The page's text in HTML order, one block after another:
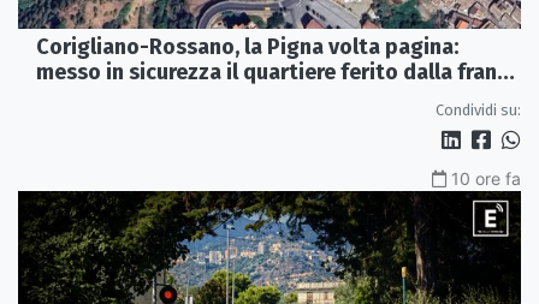
Corigliano-Rossano, la Pigna volta pagina:
messo in sicurezza il quartiere ferito dalla frana
Condividi su:
10 ore fa